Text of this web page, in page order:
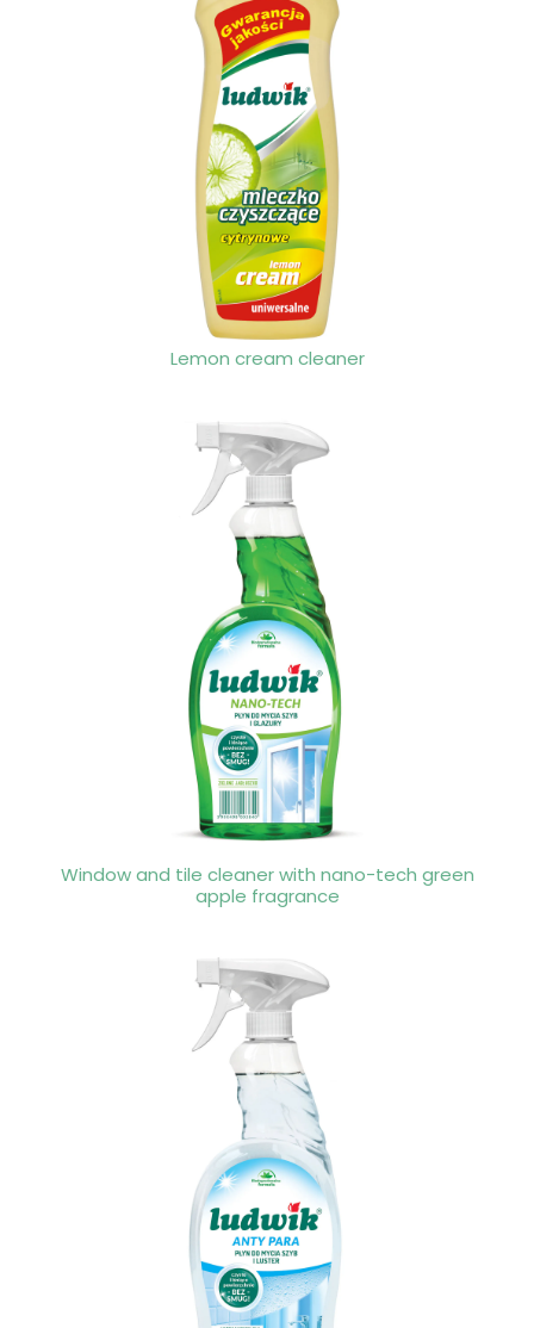
Lemon cream cleaner
Window and tile cleaner with nano-tech green
apple fragrance